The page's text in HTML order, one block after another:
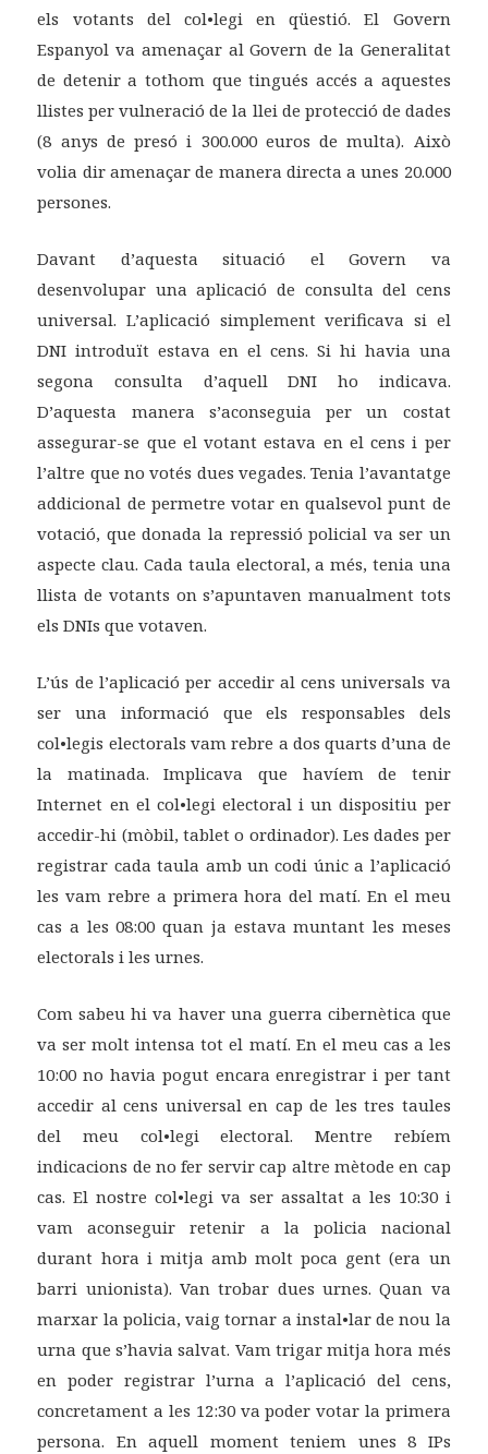
els votants del col•legi en qüestió. El Govern
Espanyol va amenaçar al Govern de la Generalitat
de detenir a tothom que tingués accés a aquestes
llistes per vulneració de la llei de protecció de dades
(8 anys de presó i 300.000 euros de multa). Això
volia dir amenaçar de manera directa a unes 20.000
persones.
Davant d’aquesta situació el Govern va
desenvolupar una aplicació de consulta del cens
universal. L’aplicació simplement verificava si el
DNI introduït estava en el cens. Si hi havia una
segona consulta d’aquell DNI ho indicava.
D’aquesta manera s’aconseguia per un costat
assegurar-se que el votant estava en el cens i per
l’altre que no votés dues vegades. Tenia l’avantatge
addicional de permetre votar en qualsevol punt de
votació, que donada la repressió policial va ser un
aspecte clau. Cada taula electoral, a més, tenia una
llista de votants on s’apuntaven manualment tots
els DNIs que votaven.
L’ús de l’aplicació per accedir al cens universals va
ser una informació que els responsables dels
col•legis electorals vam rebre a dos quarts d’una de
la matinada. Implicava que havíem de tenir
Internet en el col•legi electoral i un dispositiu per
accedir-hi (mòbil, tablet o ordinador). Les dades per
registrar cada taula amb un codi únic a l’aplicació
les vam rebre a primera hora del matí. En el meu
cas a les 08:00 quan ja estava muntant les meses
electorals i les urnes.
Com sabeu hi va haver una guerra cibernètica que
va ser molt intensa tot el matí. En el meu cas a les
10:00 no havia pogut encara enregistrar i per tant
accedir al cens universal en cap de les tres taules
del meu col•legi electoral. Mentre rebíem
indicacions de no fer servir cap altre mètode en cap
cas. El nostre col•legi va ser assaltat a les 10:30 i
vam aconseguir retenir a la policia nacional
durant hora i mitja amb molt poca gent (era un
barri unionista). Van trobar dues urnes. Quan va
marxar la policia, vaig tornar a instal•lar de nou la
urna que s’havia salvat. Vam trigar mitja hora més
en poder registrar l’urna a l’aplicació del cens,
concretament a les 12:30 va poder votar la primera
persona. En aquell moment teniem unes 8 IPs